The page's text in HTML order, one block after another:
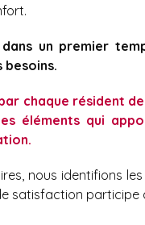
un premier
chaque résident
éléments qui
nous identifions
satisfaction